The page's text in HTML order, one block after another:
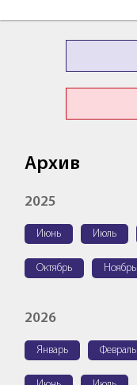
Архив
2025
Июнь Июль
Октябрь Ноябрь
2026
Январь Февраль